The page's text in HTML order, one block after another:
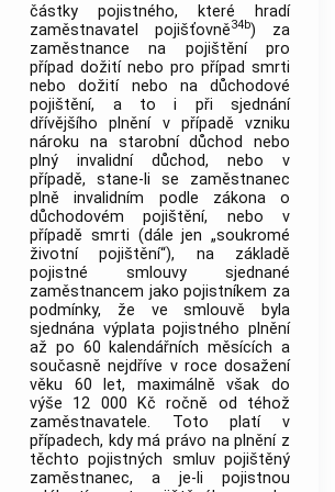
částky pojistného, které hradí
zaměstnavatel pojišťovně34b) za
zaměstnance na pojištění pro
případ dožití nebo pro případ smrti
nebo dožití nebo na důchodové
pojištění, a to i při sjednání
dřívějšího plnění v případě vzniku
nároku na starobní důchod nebo
plný invalidní důchod, nebo v
případě, stane-li se zaměstnanec
plně invalidním podle zákona o
důchodovém pojištění, nebo v
případě smrti (dále jen „soukromé
životní pojištění“), na základě
pojistné smlouvy sjednané
zaměstnancem jako pojistníkem za
podmínky, že ve smlouvě byla
sjednána výplata pojistného plnění
až po 60 kalendářních měsících a
současně nejdříve v roce dosažení
věku 60 let, maximálně však do
výše 12 000 Kč ročně od téhož
zaměstnavatele. Toto platí v
případech, kdy má právo na plnění z
těchto pojistných smluv pojištěný
zaměstnanec, a je-li pojistnou